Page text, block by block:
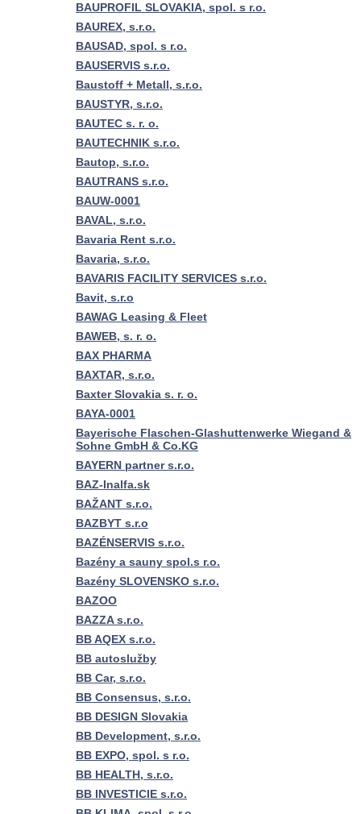
BAUPROFIL SLOVAKIA, spol. s r.o.
BAUREX, s.r.o.
BAUSAD, spol. s r.o.
BAUSERVIS s.r.o.
Baustoff + Metall, s.r.o.
BAUSTYR, s.r.o.
BAUTEC s. r. o.
BAUTECHNIK s.r.o.
Bautop, s.r.o.
BAUTRANS s.r.o.
BAUW-0001
BAVAL, s.r.o.
Bavaria Rent s.r.o.
Bavaria, s.r.o.
BAVARIS FACILITY SERVICES s.r.o.
Bavit, s.r.o
BAWAG Leasing & Fleet
BAWEB, s. r. o.
BAX PHARMA
BAXTAR, s.r.o.
Baxter Slovakia s. r. o.
BAYA-0001
Bayerische Flaschen-Glashuttenwerke Wiegand &
Sohne GmbH & Co.KG
BAYERN partner s.r.o.
BAZ-Inalfa.sk
BAŽANT s.r.o.
BAZBYT s.r.o
BAZÉNSERVIS s.r.o.
Bazény a sauny spol.s r.o.
Bazény SLOVENSKO s.r.o.
BAZOO
BAZZA s.r.o.
BB AQEX s.r.o.
BB autoslužby
BB Car, s.r.o.
BB Consensus, s.r.o.
BB DESIGN Slovakia
BB Development, s.r.o.
BB EXPO, spol. s r.o.
BB HEALTH, s.r.o.
BB INVESTICIE s.r.o.